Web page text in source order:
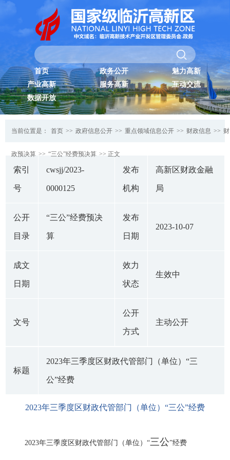
首页 政务公开
魅力高新
产业高新
服务高新
互动交流
数据开放
当前位置是： 首页 >> 政府信息公开 >> 重点领域信息公开 >> 财政信息 >> 财
政预决算 >> “三公”经费预决算 >> 正文
索引
号
cwsjj/2023-
0000125
发布
机构
高新区财政金融
局
公开
目录
“三公”经费预决
算
发布
日期
2023-10-07
成文
日期
效力
状态
生效中
文号
公开
方式
主动公开
标题
2023年三季度区财政代管部门（单位）“三
公”经费
2023年三季度区财政代管部门（单位）“三公”经费
2023年三季度区财政代管部门（单位）“三公”经费